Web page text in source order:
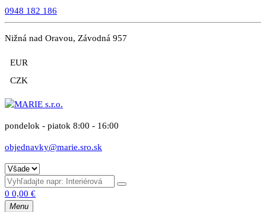
0948 182 186
Nižná nad Oravou, Závodná 957
EUR
CZK
pondelok - piatok 8:00 - 16:00
objednavky@marie.sro.sk
0 0,00 €
Menu